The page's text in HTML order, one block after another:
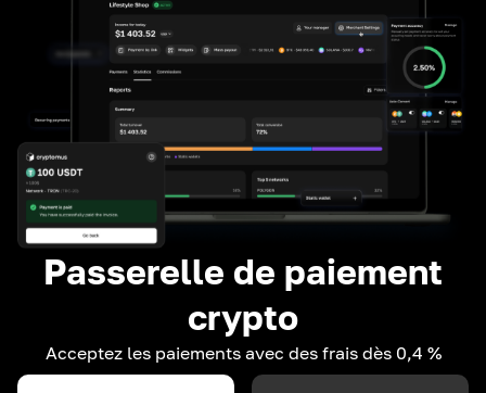
Passerelle de paiement
crypto
Acceptez les paiements avec des frais dès 0,4 %